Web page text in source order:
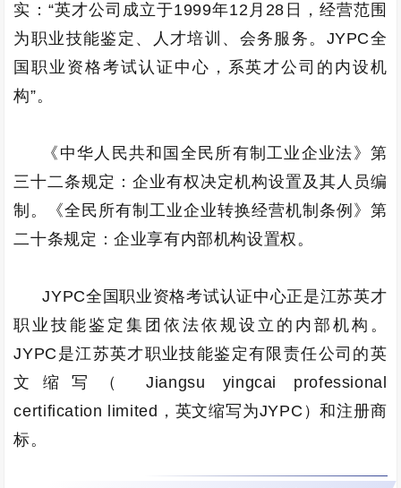
实：“英才公司成立于1999年12月28日，经营范围
为职业技能鉴定、人才培训、会务服务。JYPC全
国职业资格考试认证中心，系英才公司的内设机
构”。
《中华人民共和国全民所有制工业企业法》第
三十二条规定：企业有权决定机构设置及其人员编
制。《全民所有制工业企业转换经营机制条例》第
二十条规定：企业享有内部机构设置权。
JYPC全国职业资格考试认证中心正是江苏英才
职业技能鉴定集团依法依规设立的内部机构。
JYPC是江苏英才职业技能鉴定有限责任公司的英
文缩写（ Jiangsu yingcai professional
certification limited，英文缩写为JYPC）和注册商
标。